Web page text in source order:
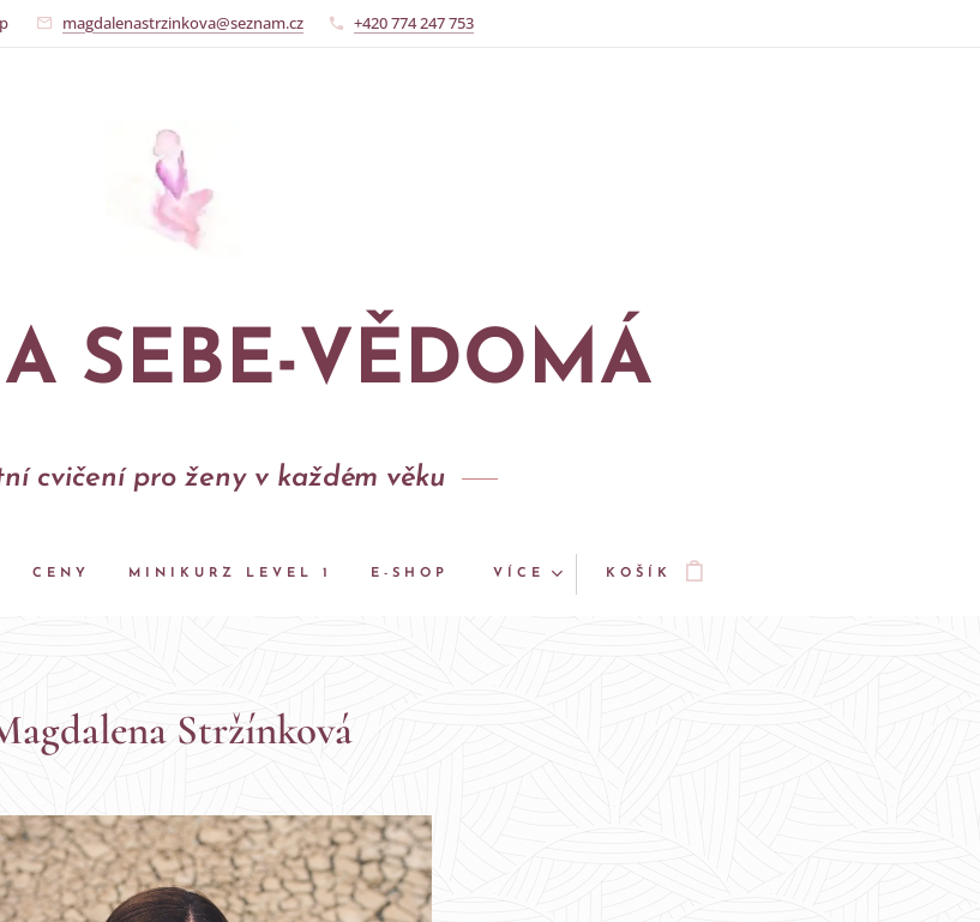
magdalenastrzinkova@seznam.cz +420 774 247 753
SEBE-VĚDOMÁ
cvičení pro ženy v každém věku
CENY MINIKURZ LEVEL 1 E-SHOP VÍCE KOŠÍK
Stržínková